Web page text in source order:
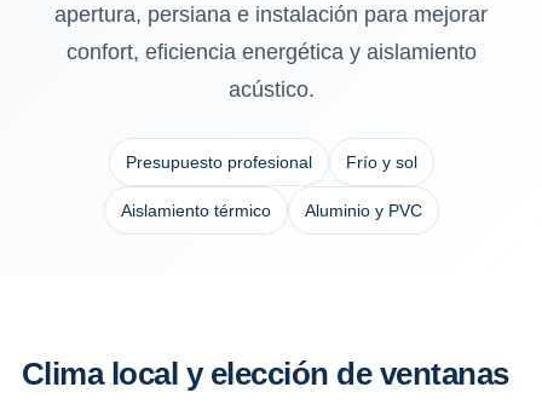
apertura, persiana e instalación para mejorar
confort, eficiencia energética y aislamiento
acústico.
Presupuesto profesional Frío y sol
Aislamiento térmico Aluminio y PVC
Clima local y elección de ventanas